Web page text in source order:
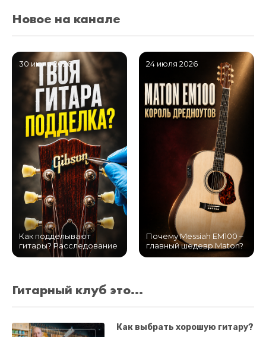
Новое на канале
30 июля 2026
Как подделывают
гитары? Расследование
24 июля 2026
Почему Messiah EM100 –
главный шедевр Maton?
Гитарный клуб это...
Как выбрать хорошую гитару?